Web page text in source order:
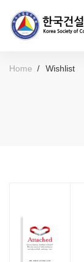
Home Wishlist